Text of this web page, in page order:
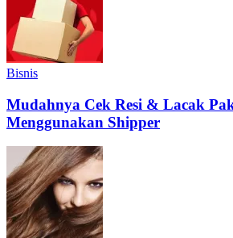
Bisnis
Mudahnya Cek Resi & Lacak
Menggunakan Shipper